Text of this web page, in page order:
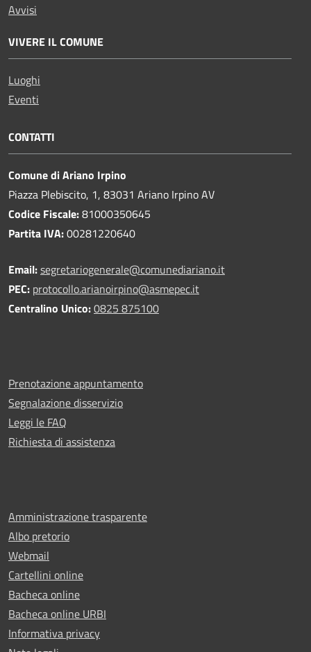
Avvisi
VIVERE IL COMUNE
Luoghi
Eventi
CONTATTI
Comune di Ariano Irpino
Piazza Plebiscito, 1, 83031 Ariano Irpino AV
Codice Fiscale:81000350645
Partita IVA:00281220640
Email:segretariogenerale@comunediariano.it
PEC: protocollo.arianoirpino@asmepec.it
Centralino Unico:0825 875100
Prenotazione appuntamento
Segnalazione disservizio
Leggi le FAQ
Richiesta di assistenza
Amministrazione trasparente
Albo pretorio
Webmail
Cartellini online
Bacheca online
Bacheca online URBI
Informativa privacy